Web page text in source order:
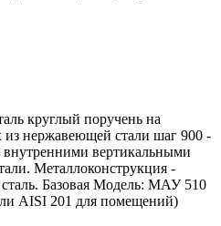
круглый поручень на
из нержавеющей стали шаг 900 -
вертикальными
Металлоконструкция -
Базовая Модель: МАУ 510
AISI 201 для помещений)